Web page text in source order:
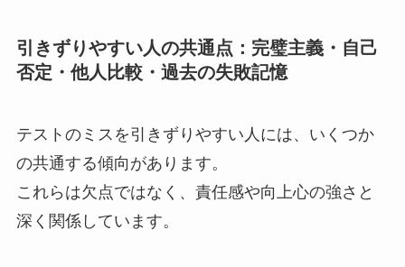
引きずりやすい人の共通点：完璧主義・自己
否定・他人比較・過去の失敗記憶
テストのミスを引きずりやすい人には、いくつか
の共通する傾向があります。
これらは欠点ではなく、責任感や向上心の強さと
深く関係しています。